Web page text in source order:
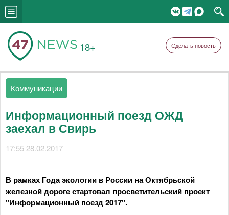
18+ Сделать новость
Коммуникации
Информационный поезд ОЖД
заехал в Свирь
17:55 28.02.2017
В рамках Года экологии в России на Октябрьской
железной дороге стартовал просветительский проект
"Информационный поезд 2017".